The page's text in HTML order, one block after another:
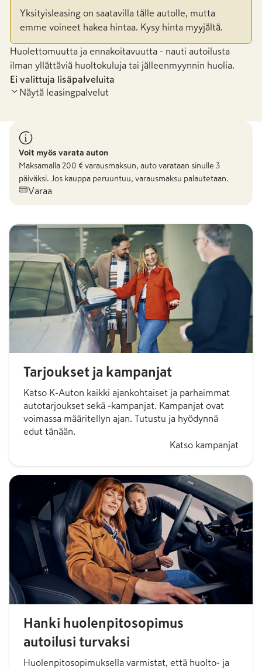
Yksityisleasing on saatavilla tälle autolle, mutta
emme voineet hakea hintaa. Kysy hinta myyjältä.
Huolettomuutta ja ennakoitavuutta - nauti autoilusta
ilman yllättäviä huoltokuluja tai jälleenmyynnin huolia.
Ei valittuja lisäpalveluita
Näytä leasingpalvelut
Voit myös varata auton
Maksamalla 200 € varausmaksun, auto varataan sinulle 3
päiväksi. Jos kauppa peruuntuu, varausmaksu palautetaan.
Varaa
Tarjoukset ja kampanjat
Katso K-Auton kaikki ajankohtaiset ja parhaimmat
autotarjoukset sekä -kampanjat. Kampanjat ovat
voimassa määritellyn ajan. Tutustu ja hyödynnä
edut tänään.
Katso kampanjat
Hanki huolenpitosopimus
autoilusi turvaksi
Huolenpitosopimuksella varmistat, että huolto- ja